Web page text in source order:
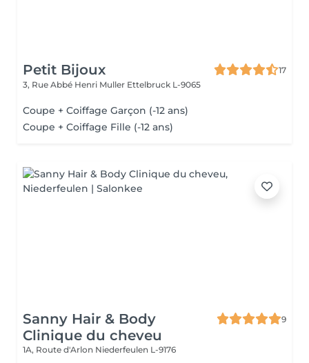
Petit Bijoux
17
3, Rue Abbé Henri Muller Ettelbruck L-9065
Coupe + Coiffage Garçon (-12 ans)
Coupe + Coiffage Fille (-12 ans)
Sanny Hair & Body
Clinique du cheveu
9
1A, Route d'Arlon Niederfeulen L-9176